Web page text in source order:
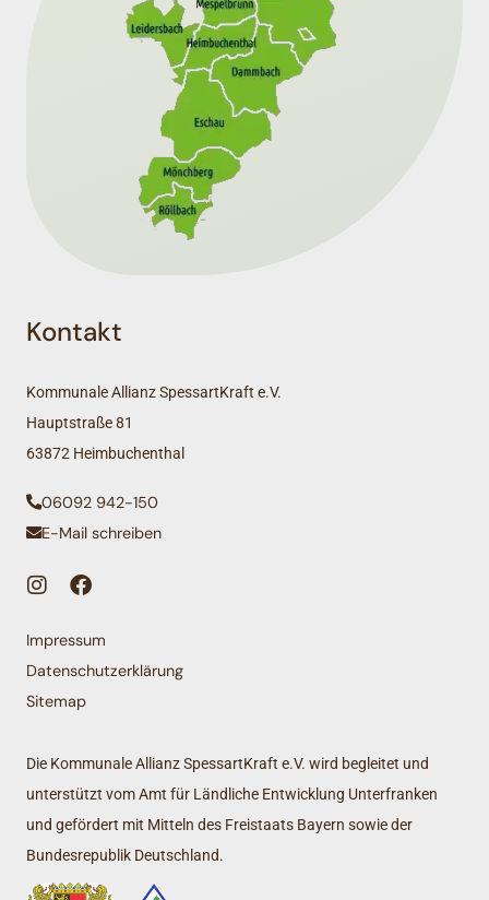
Kontakt
Kommunale Allianz SpessartKraft e.V.
Hauptstraße 81
63872 Heimbuchenthal
06092 942-150
E-Mail schreiben
Impressum
Datenschutzerklärung
Sitemap
Die Kommunale Allianz SpessartKraft e.V. wird begleitet und
unterstützt vom Amt für Ländliche Entwicklung Unterfranken
und gefördert mit Mitteln des Freistaats Bayern sowie der
Bundesrepublik Deutschland.